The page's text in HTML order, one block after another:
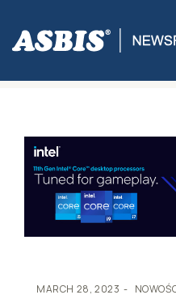
ASBIS>NOWOŚCI
>
KOMPUTERÓW
MARCH 28, 2023